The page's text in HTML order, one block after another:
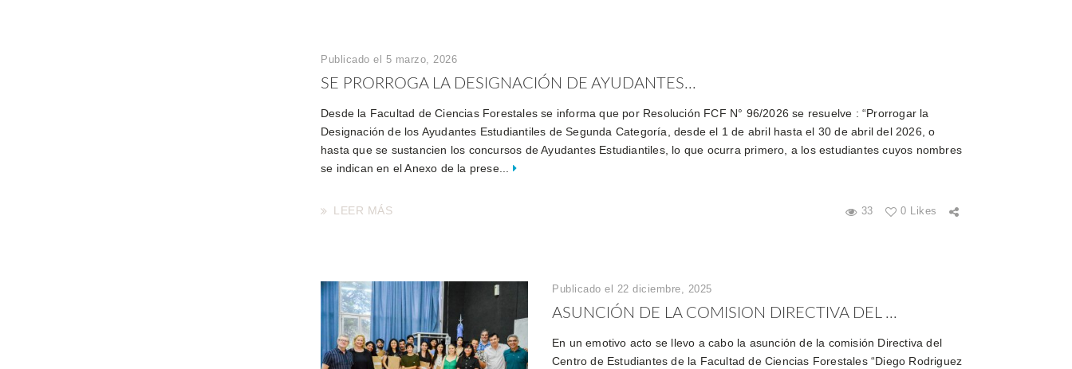
Publicado el 5 marzo, 2026
SE PRORROGA LA DESIGNACIÓN DE AYUDANTES...
Desde la Facultad de Ciencias Forestales se informa que por Resolución FCF N° 96/2026 se resuelve : “Prorrogar la
Designación de los Ayudantes Estudiantiles de Segunda Categoría, desde el 1 de abril hasta el 30 de abril del 2026, o
hasta que se sustancien los concursos de Ayudantes Estudiantiles, lo que ocurra primero, a los estudiantes cuyos nombres
se indican en el Anexo de la prese...
33 0 Likes
LEER MÁS
Publicado el 22 diciembre, 2025
ASUNCIÓN DE LA COMISION DIRECTIVA DEL ...
En un emotivo acto se llevo a cabo la asunción de la comisión Directiva del
Centro de Estudiantes de la Facultad de Ciencias Forestales “Diego Rodriguez